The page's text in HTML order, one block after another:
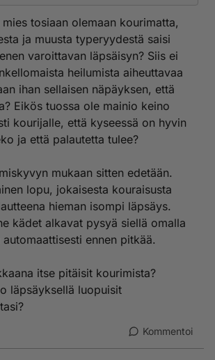
tosiaan olemaan kourimatta,
ja muusta typeryydestä saisi
varoittavan läpsäisyn? Siis ei
heilumista aiheuttavaa
ihan sellaisen näpäyksen, että
Eikös tuossa ole mainio keino
kourijalle, että kyseessä on hyvin
ja että palautetta tulee?
mukaan sitten edetään.
lopu, jokaisesta kouraisusta
hieman isompi läpsäys.
kädet alkavat pysyä siellä omalla
ennen pitkää.
itse pitäisit kourimista?
läpsäyksellä luopuisit
Kommentoi